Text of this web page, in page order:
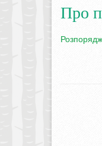
Про